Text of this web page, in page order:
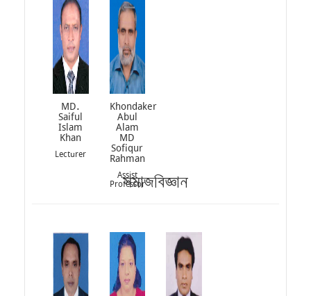
MD.
Saiful
Islam
Khan
Lecturer
Khondaker
Abul
Alam
MD
Sofiqur
Rahman
Assist
Professor
সমাজবিজ্ঞান